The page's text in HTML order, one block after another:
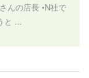
んの店長 •N社で
と ...